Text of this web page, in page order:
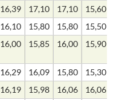
16,39 17,10 17,10
15,60
16,10 15,80 15,80
15,50
16,00 15,85 16,00 15,90
16,29 16,09 15,80
15,30
16,19 15,98 16,06
16,06